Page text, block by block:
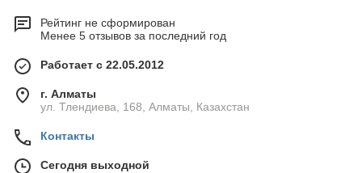
Рейтинг не сформирован
Менее 5 отзывов за последний год
Работает с 22.05.2012
г. Алматы
ул. Тлендиева, 168, Алматы, Казахстан
Контакты
Сегодня выходной